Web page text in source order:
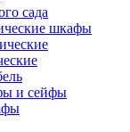
сада
шкафы
и сейфы